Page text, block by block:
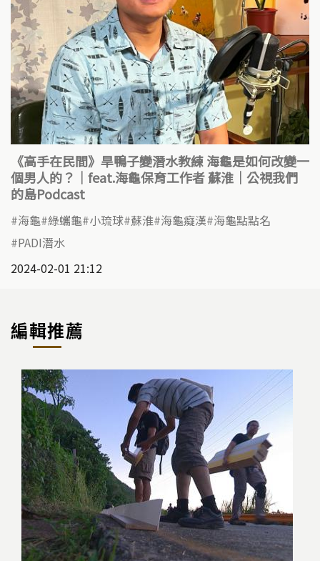
《高手在民間》旱鴨子變潛水教練 海龜是如何改變一
個男人的？｜feat.海龜保育工作者 蘇淮｜公視我們
的島Podcast
海龜 綠蠵龜 小琉球 蘇淮 海龜癡漢 海龜點點名
PADI潛水
2024-02-01 21:12
編輯推薦